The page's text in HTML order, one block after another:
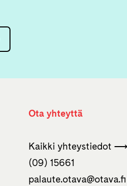
Ota yhteyttä
Kaikki yhteystiedot ⟶
(09) 15661
palaute.otava­@otava.fi